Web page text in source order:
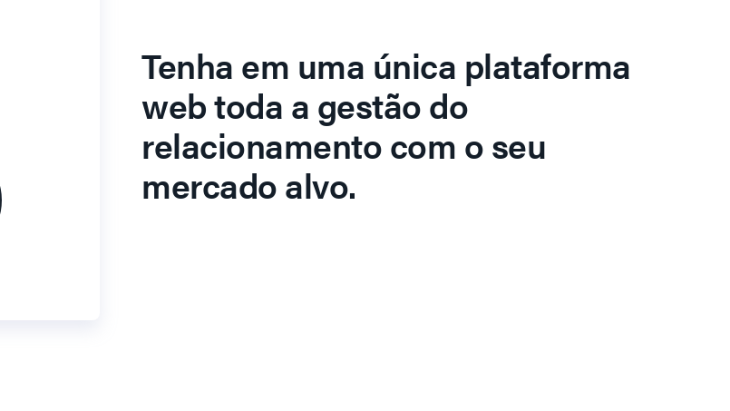
Tenha em uma única plataforma
web toda a gestão do
relacionamento com o seu
mercado alvo.